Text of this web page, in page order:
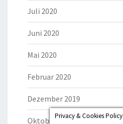
Juli 2020
Juni 2020
Mai 2020
Februar 2020
Dezember 2019
Oktober 2019Privacy & Cookies Policy